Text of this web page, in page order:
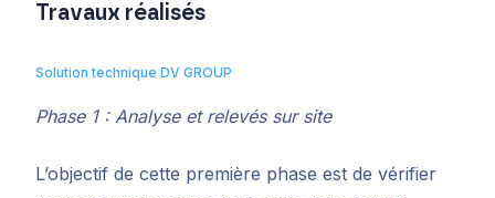
Travaux réalisés
Solution technique DV GROUP
Phase 1 : Analyse et relevés sur site
L’objectif de cette première phase est de vérifier